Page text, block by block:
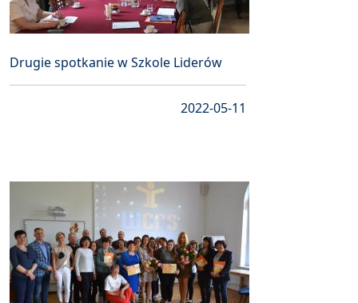
Drugie spotkanie w Szkole Liderów
2022-05-11